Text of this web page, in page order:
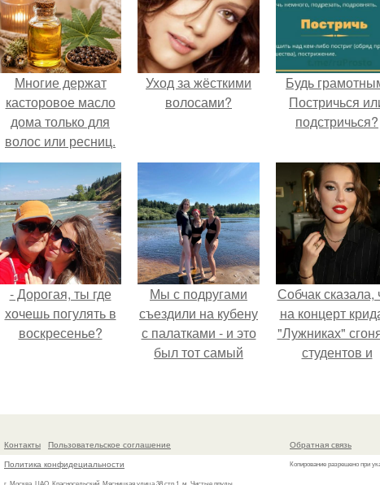
Многие держат
касторовое масло
дома только для
волос или ресниц.
Уход за жёсткими
волосами?
Будь
Постричься
подстричься?
- Дорогая, ты где
хочешь погулять в
воскресенье?
Мы с подругами
съездили на кубену
с палатками - и это
был тот самый
смеёшься,
Собчак сказала,
на концерт
"Лужниках"
студентов и
так везде
Контакты
Пользовательское соглашение
Политика конфидециальности
г. Москва, ЦАО, Красносельский, Мясницкая улица 38 стр.1, м. Чистые пруды
Обратная связь
Копирование разрешено при